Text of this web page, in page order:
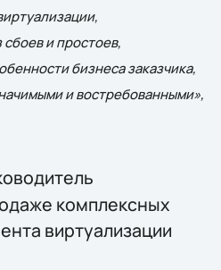
и простоев,
бизнеса заказчика,
и востребованными»,
комплексных
виртуализации